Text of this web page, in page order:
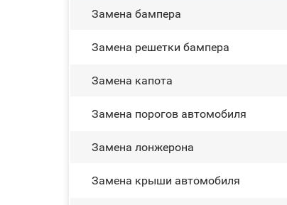
Замена бампера
Замена решетки бампера
Замена капота
Замена порогов автомобиля
Замена лонжерона
Замена крыши автомобиля